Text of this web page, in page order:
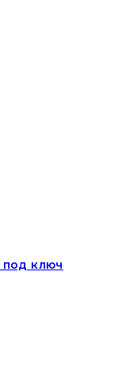
под ключ